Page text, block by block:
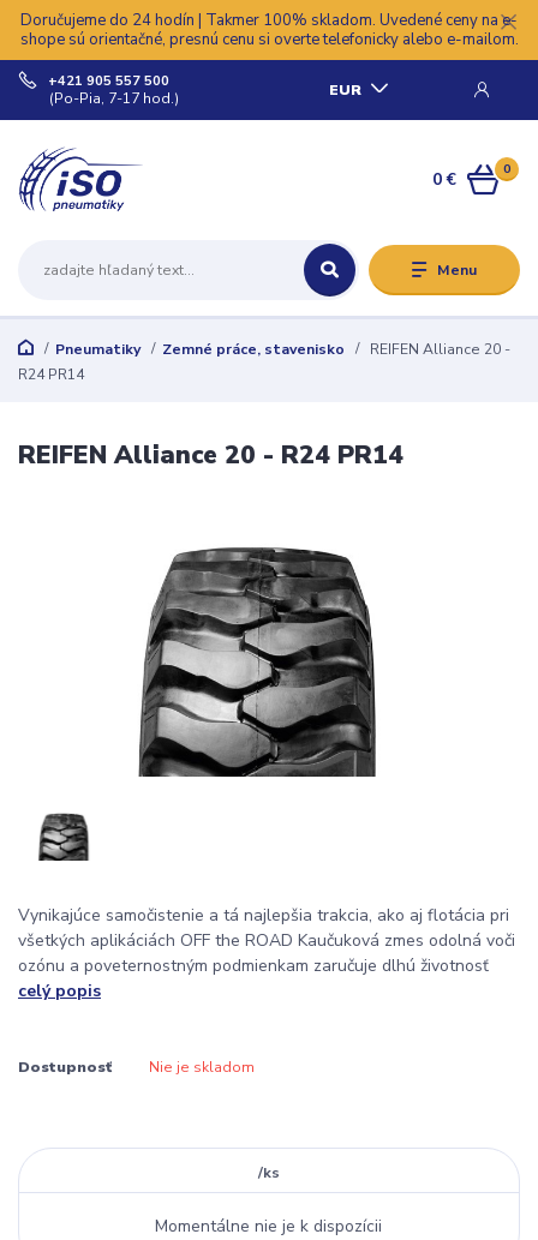
Doručujeme do 24 hodín | Takmer 100% skladom. Uvedené ceny na e-
shope sú orientačné, presnú cenu si overte telefonicky alebo e-mailom.
Menu
EUR
+421 905 557 500
(Po-Pia, 7-17 hod.)
0
0 €
Pneumatiky Zemné práce, stavenisko
REIFEN Alliance 20 -
R24 PR14
REIFEN Alliance 20 - R24 PR14
Vynikajúce samočistenie a tá najlepšia trakcia, ako aj flotácia pri
všetkých aplikáciách OFF the ROAD Kaučuková zmes odolná voči
ozónu a poveternostným podmienkam zaručuje dlhú životnosť
celý popis
Dostupnosť Nie je skladom
/ks
Momentálne nie je k dispozícii